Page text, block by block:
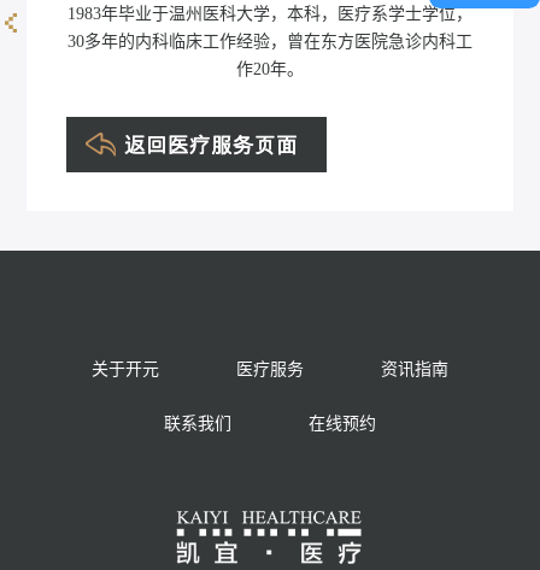
1983年毕业于温州医科大学，本科，医疗系学士学位，
30多年的内科临床工作经验，曾在东方医院急诊内科工
作20年。
关于开元 医疗服务 资讯指南
联系我们 在线预约
郑志环